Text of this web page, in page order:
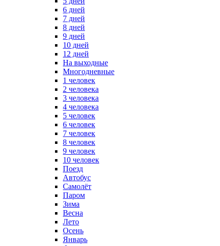
6 дней
7 дней
8 дней
9 дней
10 дней
12 дней
На выходные
Многодневные
1 человек
2 человека
3 человека
4 человека
5 человек
6 человек
7 человек
8 человек
9 человек
10 человек
Поезд
Автобус
Самолёт
Паром
Зима
Весна
Лето
Осень
Январь